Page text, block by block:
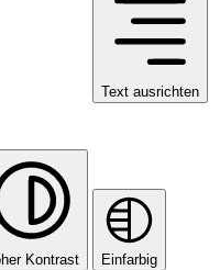
Text ausrichten
Kontrast Einfarbig